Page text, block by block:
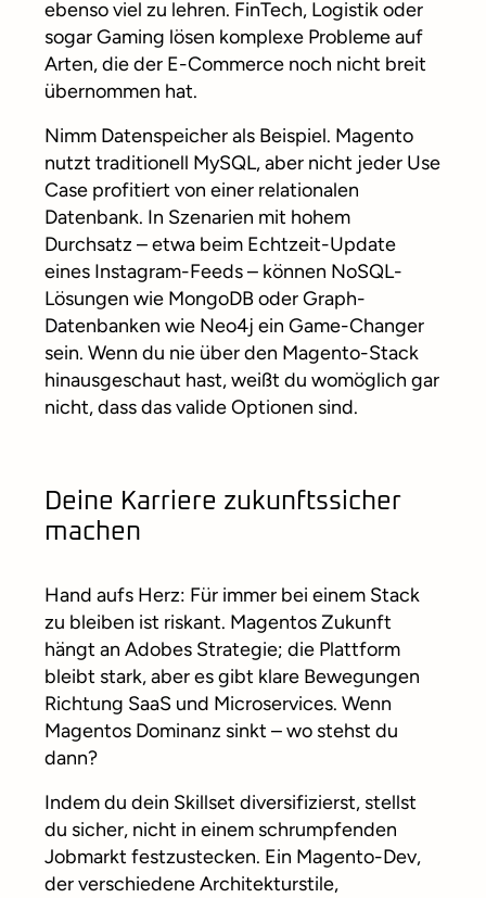
ebenso viel zu lehren. FinTech, Logistik oder
sogar Gaming lösen komplexe Probleme auf
Arten, die der E-Commerce noch nicht breit
übernommen hat.
Nimm Datenspeicher als Beispiel. Magento
nutzt traditionell MySQL, aber nicht jeder Use
Case profitiert von einer relationalen
Datenbank. In Szenarien mit hohem
Durchsatz – etwa beim Echtzeit-Update
eines Instagram-Feeds – können NoSQL-
Lösungen wie MongoDB oder Graph-
Datenbanken wie Neo4j ein Game-Changer
sein. Wenn du nie über den Magento-Stack
hinausgeschaut hast, weißt du womöglich gar
nicht, dass das valide Optionen sind.
Deine Karriere zukunftssicher
machen
Hand aufs Herz: Für immer bei einem Stack
zu bleiben ist riskant. Magentos Zukunft
hängt an Adobes Strategie; die Plattform
bleibt stark, aber es gibt klare Bewegungen
Richtung SaaS und Microservices. Wenn
Magentos Dominanz sinkt – wo stehst du
dann?
Indem du dein Skillset diversifizierst, stellst
du sicher, nicht in einem schrumpfenden
Jobmarkt festzustecken. Ein Magento-Dev,
der verschiedene Architekturstile,